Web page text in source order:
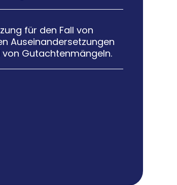
für den Fall von
Auseinandersetzungen
Gutachtenmängeln.